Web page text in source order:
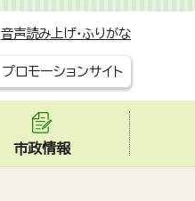
音声読み上げ・ふりがな
プロモーションサイト
市政情報